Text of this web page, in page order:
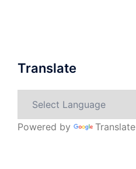
Translate
Powered by Translate